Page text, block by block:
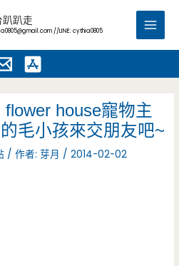
趴趴走
//LINE: cythia0805
Main
house寵物主
毛小孩來交朋友吧~
/ 作者:芽月 /2014-02-02